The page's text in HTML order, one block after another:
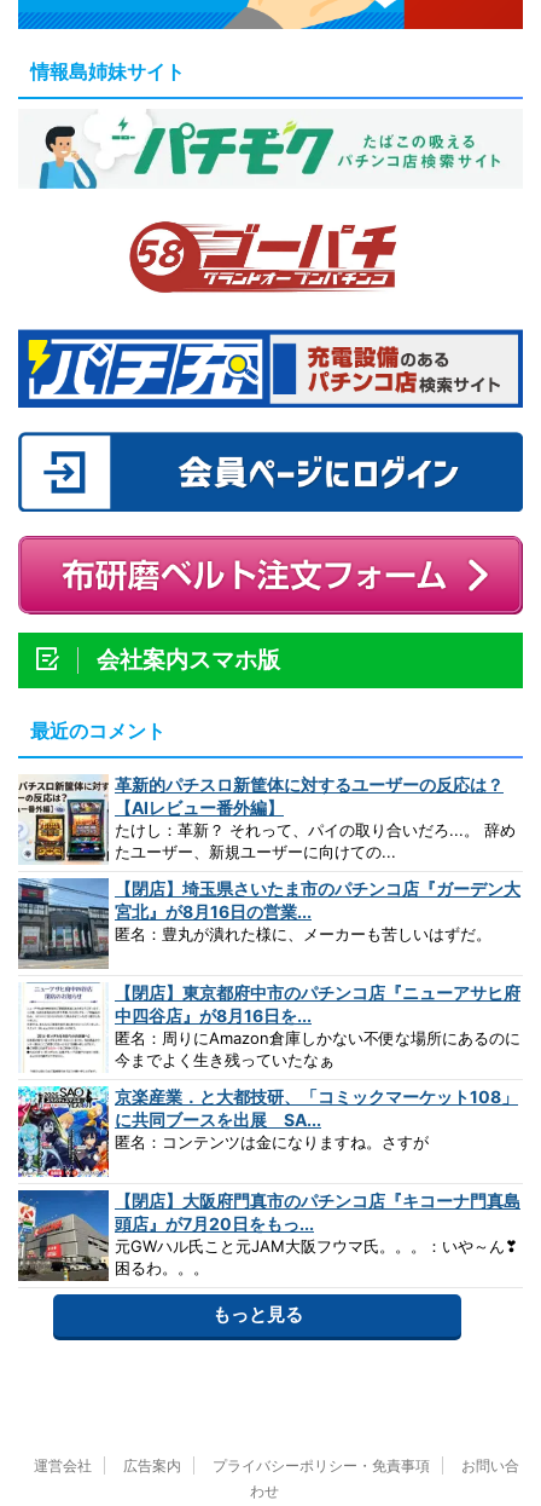
情報島姉妹サイト
会社案内スマホ版
最近のコメント
革新的パチスロ新筐体に対するユーザーの反応は？
【AIレビュー番外編】
たけし：革新？ それって、パイの取り合いだろ...。 辞め
たユーザー、新規ユーザーに向けての...
【閉店】埼玉県さいたま市のパチンコ店『ガーデン大
宮北』が8月16日の営業...
匿名：豊丸が潰れた様に、メーカーも苦しいはずだ。
【閉店】東京都府中市のパチンコ店『ニューアサヒ府
中四谷店』が8月16日を...
匿名：周りにAmazon倉庫しかない不便な場所にあるのに
今までよく生き残っていたなぁ
京楽産業．と大都技研、「コミックマーケット108」
に共同ブースを出展 SA...
匿名：コンテンツは金になりますね。さすが
【閉店】大阪府門真市のパチンコ店『キコーナ門真島
頭店』が7月20日をもっ...
元GWハル氏こと元JAM大阪フウマ氏。。。：いや～ん❣
困るわ。。。
もっと見る
運営会社 広告案内 プライバシーポリシー・免責事項
お問い合
わせ